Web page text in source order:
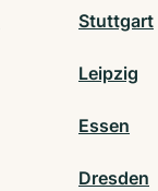
Stuttgart
Leipzig
Essen
Dresden